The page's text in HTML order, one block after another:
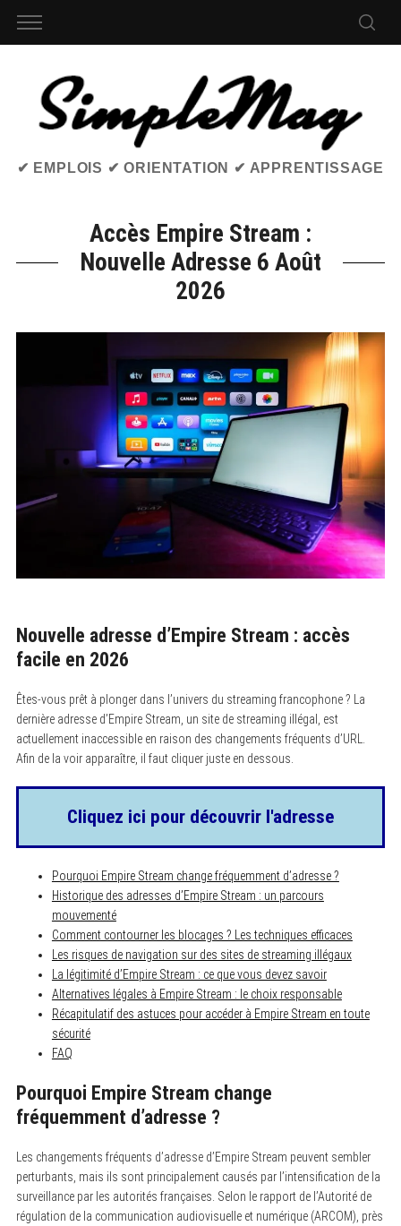
✔ EMPLOIS ✔ ORIENTATION ✔ APPRENTISSAGE
Accès Empire Stream :
Nouvelle Adresse 6 Août
2026
Nouvelle adresse d’Empire Stream : accès
facile en 2026
Êtes-vous prêt à plonger dans l’univers du streaming francophone ? La
dernière adresse d’Empire Stream, un site de streaming illégal, est
actuellement inaccessible en raison des changements fréquents d’URL.
Afin de la voir apparaître, il faut cliquer juste en dessous.
Cliquez ici pour découvrir l'adresse
Pourquoi Empire Stream change fréquemment d’adresse ?
Historique des adresses d’Empire Stream : un parcours
mouvementé
Comment contourner les blocages ? Les techniques efficaces
Les risques de navigation sur des sites de streaming illégaux
La légitimité d’Empire Stream : ce que vous devez savoir
Alternatives légales à Empire Stream : le choix responsable
Récapitulatif des astuces pour accéder à Empire Stream en toute
sécurité
FAQ
Pourquoi Empire Stream change
fréquemment d’adresse ?
Les changements fréquents d’adresse d’Empire Stream peuvent sembler
perturbants, mais ils sont principalement causés par l’intensification de la
surveillance par les autorités françaises. Selon le rapport de l’Autorité de
régulation de la communication audiovisuelle et numérique (ARCOM), près